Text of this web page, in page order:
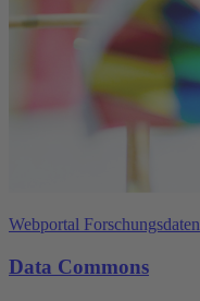
Webportal Forschungsdaten
Data Commons